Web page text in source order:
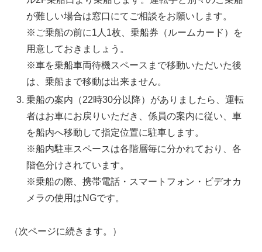
が難しい場合は窓口にてご相談をお願いします。
※ご乗船の前に1人1枚、乗船券（ルームカード）を
用意しておきましょう。
※車を乗船車両待機スペースまで移動いただいた後
は、乗船まで移動は出来ません。
乗船の案内（22時30分以降）がありましたら、運転
者はお車にお戻りいただき、係員の案内に従い、車
を船内へ移動して指定位置に駐車します。
※船内駐車スペースは各階層毎に分かれており、各
階色分けされています。
※乗船の際、携帯電話・スマートフォン・ビデオカ
メラの使用はNGです。
（次ページに続きます。）